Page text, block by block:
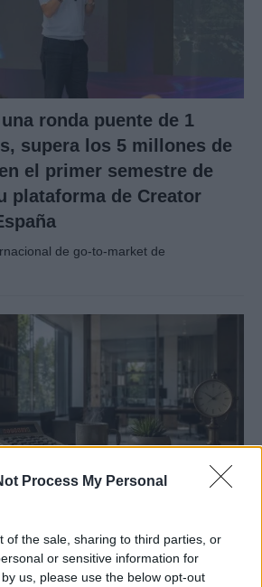
Process My Personal
of the sale, sharing to third parties, or
or sensitive information for
us, please use the below opt-out
ronda puente de 1
supera los 5 millones de
el primer semestre de
plataforma de Creator
de go-to-market de
productividad por hora
trabajador